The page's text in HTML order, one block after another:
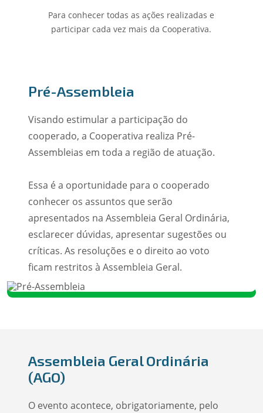
Para conhecer todas as ações realizadas e
participar cada vez mais da Cooperativa.
Pré-Assembleia
Visando estimular a participação do
cooperado, a Cooperativa realiza Pré-
Assembleias em toda a região de atuação.
Essa é a oportunidade para o cooperado
conhecer os assuntos que serão
apresentados na Assembleia Geral Ordinária,
esclarecer dúvidas, apresentar sugestões ou
críticas. As resoluções e o direito ao voto
ficam restritos à Assembleia Geral.
Assembleia Geral Ordinária
(AGO)
O evento acontece, obrigatoriamente, pelo